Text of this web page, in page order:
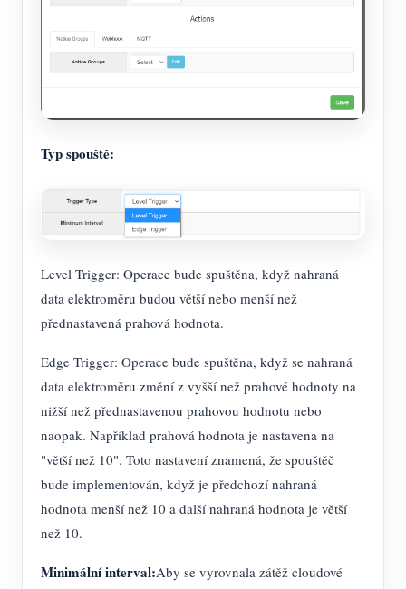
Typ spouště:
Level Trigger: Operace bude spuštěna, když nahraná
data elektroměru budou větší nebo menší než
přednastavená prahová hodnota.
Edge Trigger: Operace bude spuštěna, když se nahraná
data elektroměru změní z vyšší než prahové hodnoty na
nižší než přednastavenou prahovou hodnotu nebo
naopak. Například prahová hodnota je nastavena na
"větší než 10". Toto nastavení znamená, že spouštěč
bude implementován, když je předchozí nahraná
hodnota menší než 10 a další nahraná hodnota je větší
než 10.
Minimální interval:Aby se vyrovnala zátěž cloudové